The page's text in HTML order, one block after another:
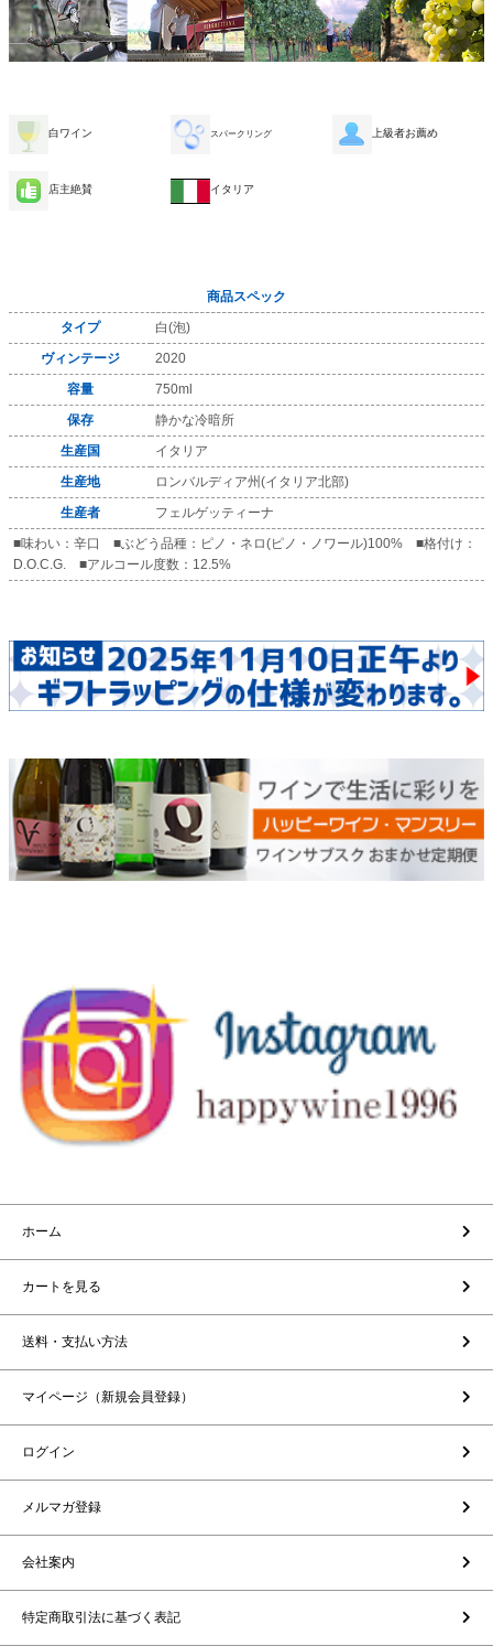
白ワイン スパークリング 上級者お薦め
店主絶賛 イタリア
商品スペック
タイプ
白(泡)
ヴィンテージ
2020
容量
750ml
保存
静かな冷暗所
生産国
イタリア
生産地
ロンバルディア州(イタリア北部)
生産者
フェルゲッティーナ
■味わい：辛口 ■ぶどう品種：ピノ・ネロ(ピノ・ノワール)100% ■格付け：
D.O.C.G. ■アルコール度数：12.5%
ホーム
カートを見る
送料・支払い方法
マイページ（新規会員登録）
ログイン
メルマガ登録
会社案内
特定商取引法に基づく表記